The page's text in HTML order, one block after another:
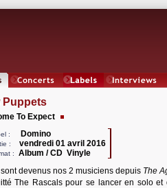
Puppets
To Expect
: Domino
: vendredi 01 avril 2016
:
Album / CD Vinyle
devenus nos 2 musiciens depuis The
The Rascals pour se lancer en solo